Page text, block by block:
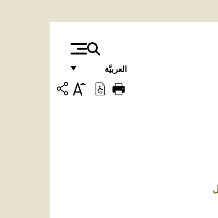
العربيَّة
FRANÇAIS